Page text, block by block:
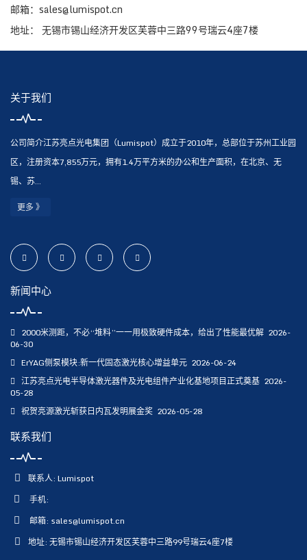
邮箱：sales@lumispot.cn
地址： 无锡市锡山经济开发区芙蓉中三路99号瑞云4座7楼
关于我们
公司简介江苏亮点光电集团（Lumispot）成立于2010年，总部位于苏州工业园
区，注册资本7,855万元，拥有1.4万平方米的办公和生产面积，在北京、无
锡、苏...
更多 》
新闻中心
2000米测距，不必“堆料”一一用极致硬件成本，给出了性能最优解 2026-
06-30
ErYAG侧泵模块:新一代固态激光核心增益单元 2026-06-24
江苏亮点光电半导体激光器件及光电组件产业化基地项目正式奠基 2026-
05-28
祝贺亮源激光斩获日内瓦发明展金奖 2026-05-28
联系我们
联系人: Lumispot
手机:
邮箱: sales@lumispot.cn
地址: 无锡市锡山经济开发区芙蓉中三路99号瑞云4座7楼